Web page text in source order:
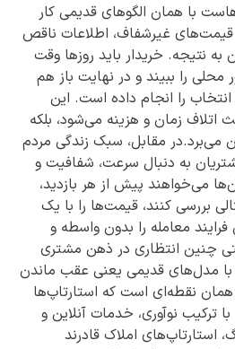
با همان الگوهای قدیمی کار
غیرشفاف، اطلاعات ناقص
به نتیجه. خریدار باید روزها وقت
را ببیند و در نهایت باز هم
را انجام داده است. این
اتلاف زمان و هزینه می‌شود، بلکه
می‌برد.در مقابل، سبک زندگی مردم
به دنبال سرعت، شفافیت و
می‌خواهند پیش از هر بازدید،
بررسی کنند، قیمت‌ها را با یک
معامله را بدون واسطه و
چنین انتظاری در ذهن مشتری
با مدل‌های قدیمی یعنی عقب ماندن
همان نقطه‌ای است که استارتاپ‌ها
ترکیب نوآوری، خدمات آنلاین و
استارتاپ‌های املاک قادرند